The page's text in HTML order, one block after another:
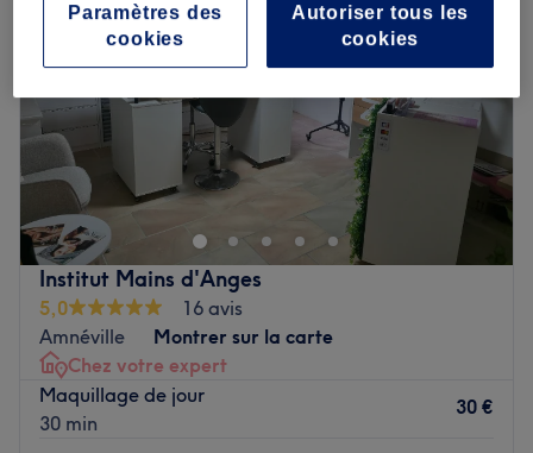
Institut Mains d'Anges
5,0
16 avis
Amnéville
Montrer sur la carte
Chez votre expert
Maquillage de jour
30 min
30 €
Autoriser tous les
cookies
Paramètres des
cookies